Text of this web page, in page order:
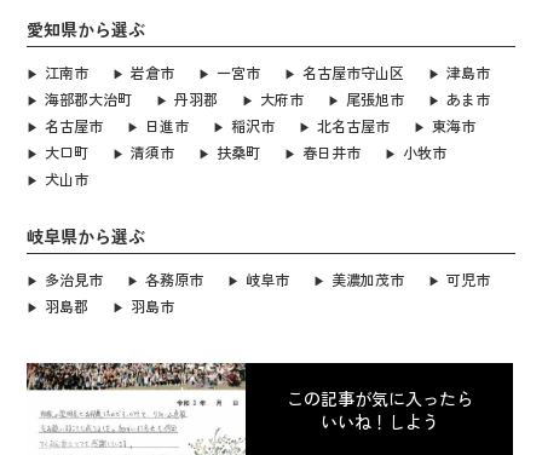
愛知県から選ぶ
江南市 岩倉市 一宮市 名古屋市守山区
津島市
海部郡大治町
丹羽郡 大府市 尾張旭市
あま市
名古屋市
日進市 稲沢市 北名古屋市
東海市
大口町
清須市 扶桑町 春日井市
小牧市
犬山市
岐阜県から選ぶ
多治見市 各務原市 岐阜市 美濃加茂市
可児市
羽島郡
羽島市
この記事が気に入ったら
いいね！しよう